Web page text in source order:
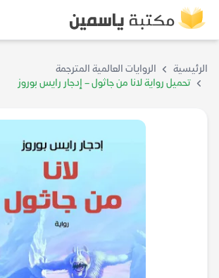
الرئيسية
الروايات العالمية المترجمة
تحميل رواية لانا من جاثول – إدجار رايس بوروز